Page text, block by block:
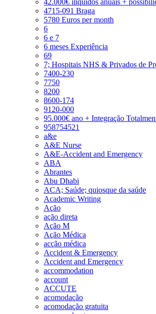
4715-091 Braga
5780 Euros per month
6
6 e 7
6 meses Experiência
69
7; Hospitais NHS & Privados de
7400-230
7750
8200
8600-174
9120-000
95.000€ ano + Integração
958754521
a&e
A&E Nurse
A&E-Accident and Emergency
ABA
Abrantes
Abu Dhabi
ACA; Saúde; quiosque da saúde
Academic Writing
Ação
ação direta
Ação M
Ação Médica
acção médica
Accident & Emergency
Accident and Emergency
accommodation
account
ACCUTE
acomodação
acomodação gratuita